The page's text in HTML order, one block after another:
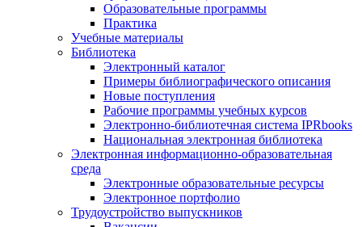
Образовательные программы
Практика
Учебные материалы
Библиотека
Электронный каталог
Примеры библиографического описания
Новые поступления
Рабочие программы учебных курсов
Электронно-библиотечная система IPRbooks
Национальная электронная библиотека
Электронная информационно-образовательная
среда
Электронные образовательные ресурсы
Электронное портфолио
Трудоустройство выпускников